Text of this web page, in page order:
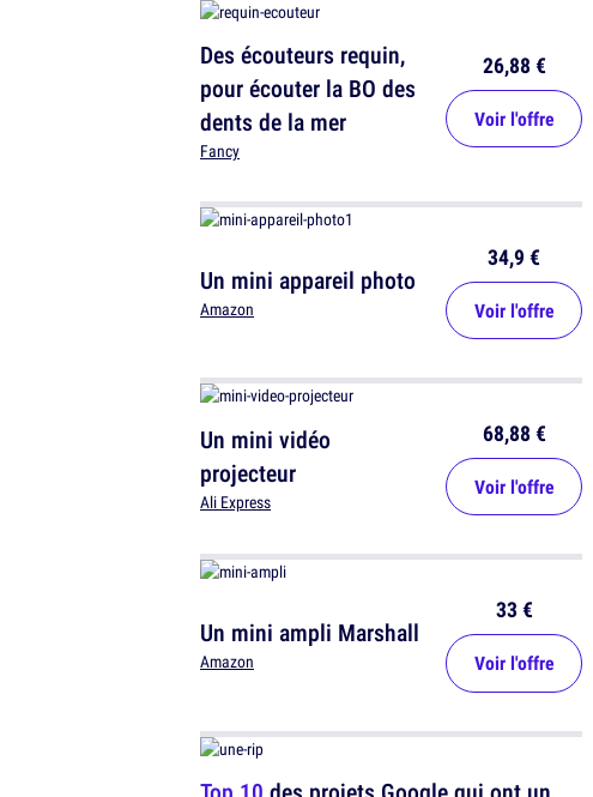
Des écouteurs requin,
pour écouter la BO des
dents de la mer
Fancy
26,88 €
Voir l'offre
Un mini appareil photo
Amazon
34,9 €
Voir l'offre
Un mini vidéo
projecteur
Ali Express
68,88 €
Voir l'offre
Un mini ampli Marshall
Amazon
33 €
Voir l'offre